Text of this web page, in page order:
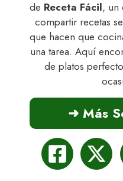
de Receta Fácil, un
compartir recetas
que hacen que
una tarea. Aquí
de platos
➜ Más